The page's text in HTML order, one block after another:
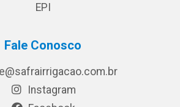
EPI
Fale Conosco
Instagram